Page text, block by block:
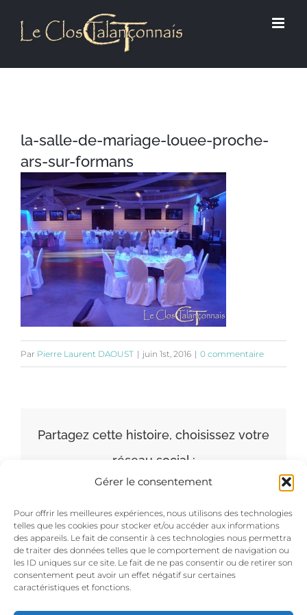
Gérer le consentement
Pour offrir les meilleures expériences, nous utilisons des technologies
telles que les cookies pour stocker et/ou accéder aux informations
des appareils. Le fait de consentir à ces technologies nous permettra
de traiter des données telles que le comportement de navigation ou
les ID uniques sur ce site. Le fait de ne pas consentir ou de retirer son
consentement peut avoir un effet négatif sur certaines
caractéristiques et fonctions.
la-salle-de-mariage-louee-proche-
ars-sur-formans
Par Pierre Laurent DAOUST | juin 1st, 2016 | 0 commentaire
Partagez cette histoire, choisissez votre
réseau social :